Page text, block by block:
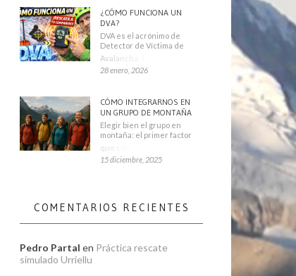
¿CÓMO FUNCIONA UN
DVA?
DVA es el acrónimo de
Detector de Víctima de
Avalancha. También se
28 enero, 2026
CÓMO INTEGRARNOS EN
UN GRUPO DE MONTAÑA
Elegir bien el grupo en
montaña: el primer factor
que condiciona tu
15 diciembre, 2025
COMENTARIOS RECIENTES
Pedro Partal en Práctica rescate
simulado Urriellu